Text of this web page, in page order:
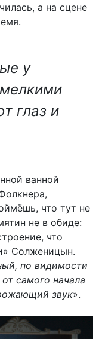
а на сцене
у
глаз и
ванной
что тут не
не в обиде:
что
Солженицын.
по видимости
самого начала
звук».